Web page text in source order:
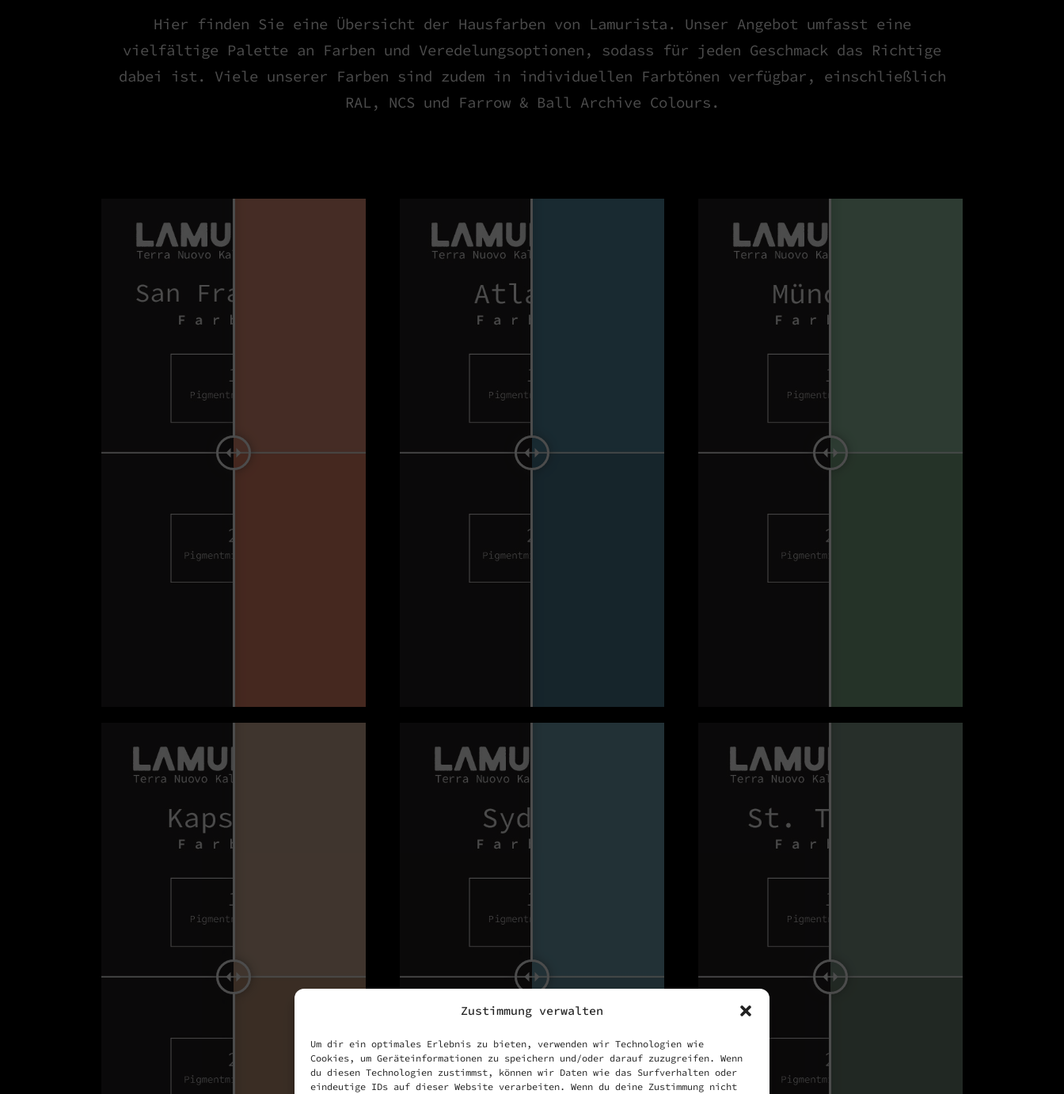
Zustimmung verwalten
Um dir ein optimales Erlebnis zu bieten, verwenden wir Technologien wie
Cookies, um Geräteinformationen zu speichern und/oder darauf zuzugreifen. Wenn
du diesen Technologien zustimmst, können wir Daten wie das Surfverhalten oder
eindeutige IDs auf dieser Website verarbeiten. Wenn du deine Zustimmung nicht
Hier finden Sie eine Übersicht der Hausfarben von Lamurista. Unser Angebot umfasst eine
vielfältige Palette an Farben und Veredelungsoptionen, sodass für jeden Geschmack das Richtige
dabei ist. Viele unserer Farben sind zudem in individuellen Farbtönen verfügbar, einschließlich
RAL, NCS und Farrow & Ball Archive Colours.